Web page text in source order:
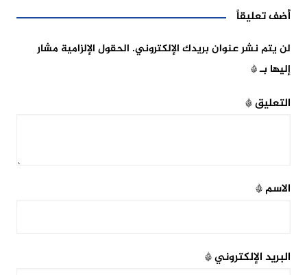
أضف تعليقاً
لن يتم نشر عنوان بريدك الإلكتروني. الحقول الإلزامية مشار
إليها بـ*
التعليق*
الاسم*
البريد الإلكتروني*